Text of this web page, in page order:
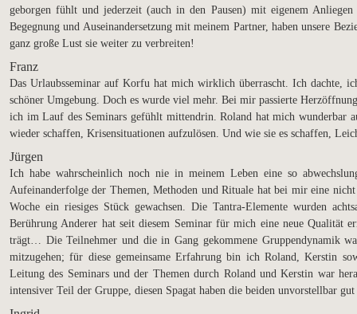
geborgen fühlt und jederzeit (auch in den Pausen) mit eigenem
Begegnung und Auseinandersetzung mit meinem Partner, haben unsere
ganz große Lust sie weiter zu verbreiten!
Franz
Das Urlaubsseminar auf Korfu hat mich wirklich überrascht. Ich dachte,
schöner Umgebung. Doch es wurde viel mehr. Bei mir passierte
ich im Lauf des Seminars gefühlt mittendrin. Roland hat mich wunderbar
wieder schaffen, Krisensituationen aufzulösen. Und wie sie es schaffen,
Jürgen
Ich habe wahrscheinlich noch nie in meinem Leben eine so
Aufeinanderfolge der Themen, Methoden und Rituale hat bei mir eine
Woche ein riesiges Stück gewachsen. Die Tantra-Elemente wurden
Berührung Anderer hat seit diesem Seminar für mich eine neue
trägt… Die Teilnehmer und die in Gang gekommene Gruppendynamik
mitzugehen; für diese gemeinsame Erfahrung bin ich Roland, Kerstin
Leitung des Seminars und der Themen durch Roland und Kerstin war
intensiver Teil der Gruppe, diesen Spagat haben die beiden unvorstellbar